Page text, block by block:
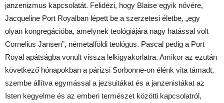
janzenizmus kapcsolatát. Felidézi, hogy Blaise egyik nővére,
Jacqueline Port Royalban lépett be a szerzetesi életbe, „egy
olyan kongregációba, amelynek teológiájára nagy hatással volt
Cornelius Jansen”, németalföldi teológus. Pascal pedig a Port
Royal apátságba vonult vissza lelkigyakorlatra. Amikor az ezután
következő hónapokban a párizsi Sorbonne-on élénk vita támadt,
szembe állítva egymással a jezsuitákat és a janzenistákat az
Isten kegyelme és az emberi természet közötti kapcsolatról,